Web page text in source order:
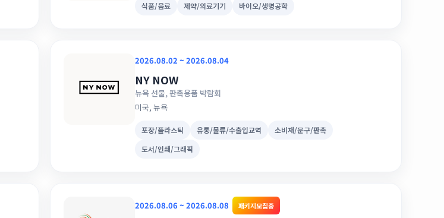
식품/음료 제약/의료기기 바이오/생명공학
2026.08.02 ~ 2026.08.04
NY NOW
뉴욕 선물, 판촉용품 박람회
미국, 뉴욕
포장/플라스틱 유통/물류/수출입교역
소비재/문구/판촉
도서/인쇄/그래픽
2026.08.06 ~ 2026.08.08 패키지모집중